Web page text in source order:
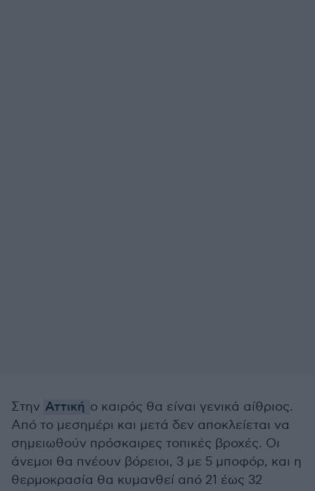
Στην Αττική ο καιρός θα είναι γενικά αίθριος.
Από το μεσημέρι και μετά δεν αποκλείεται να
σημειωθούν πρόσκαιρες τοπικές βροχές. Οι
άνεμοι θα πνέουν βόρειοι, 3 με 5 μποφόρ, και η
θερμοκρασία θα κυμανθεί από 21 έως 32